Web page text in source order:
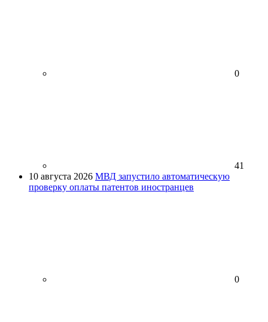
0
41
10 августа 2026 МВД запустило автоматическую
проверку оплаты патентов иностранцев
0